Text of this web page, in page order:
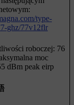
type-
ghz/77v12flr
roboczej: 76
moc
dBm peak eirp